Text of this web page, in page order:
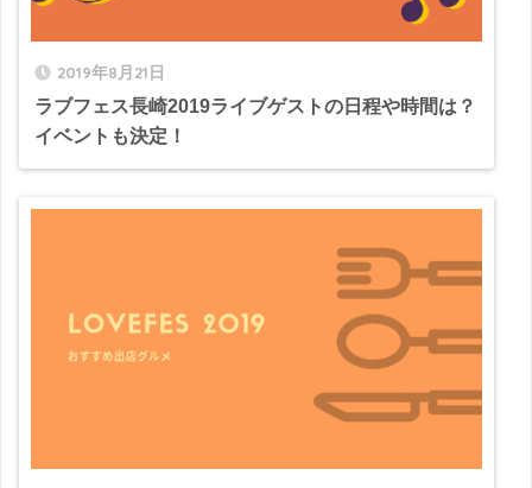
2019年8月21日
ラブフェス長崎2019ライブゲストの日程や時間は？
イベントも決定！